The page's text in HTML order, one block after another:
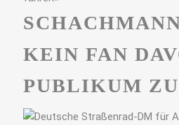
KEIN FAN
PUBLIKUM